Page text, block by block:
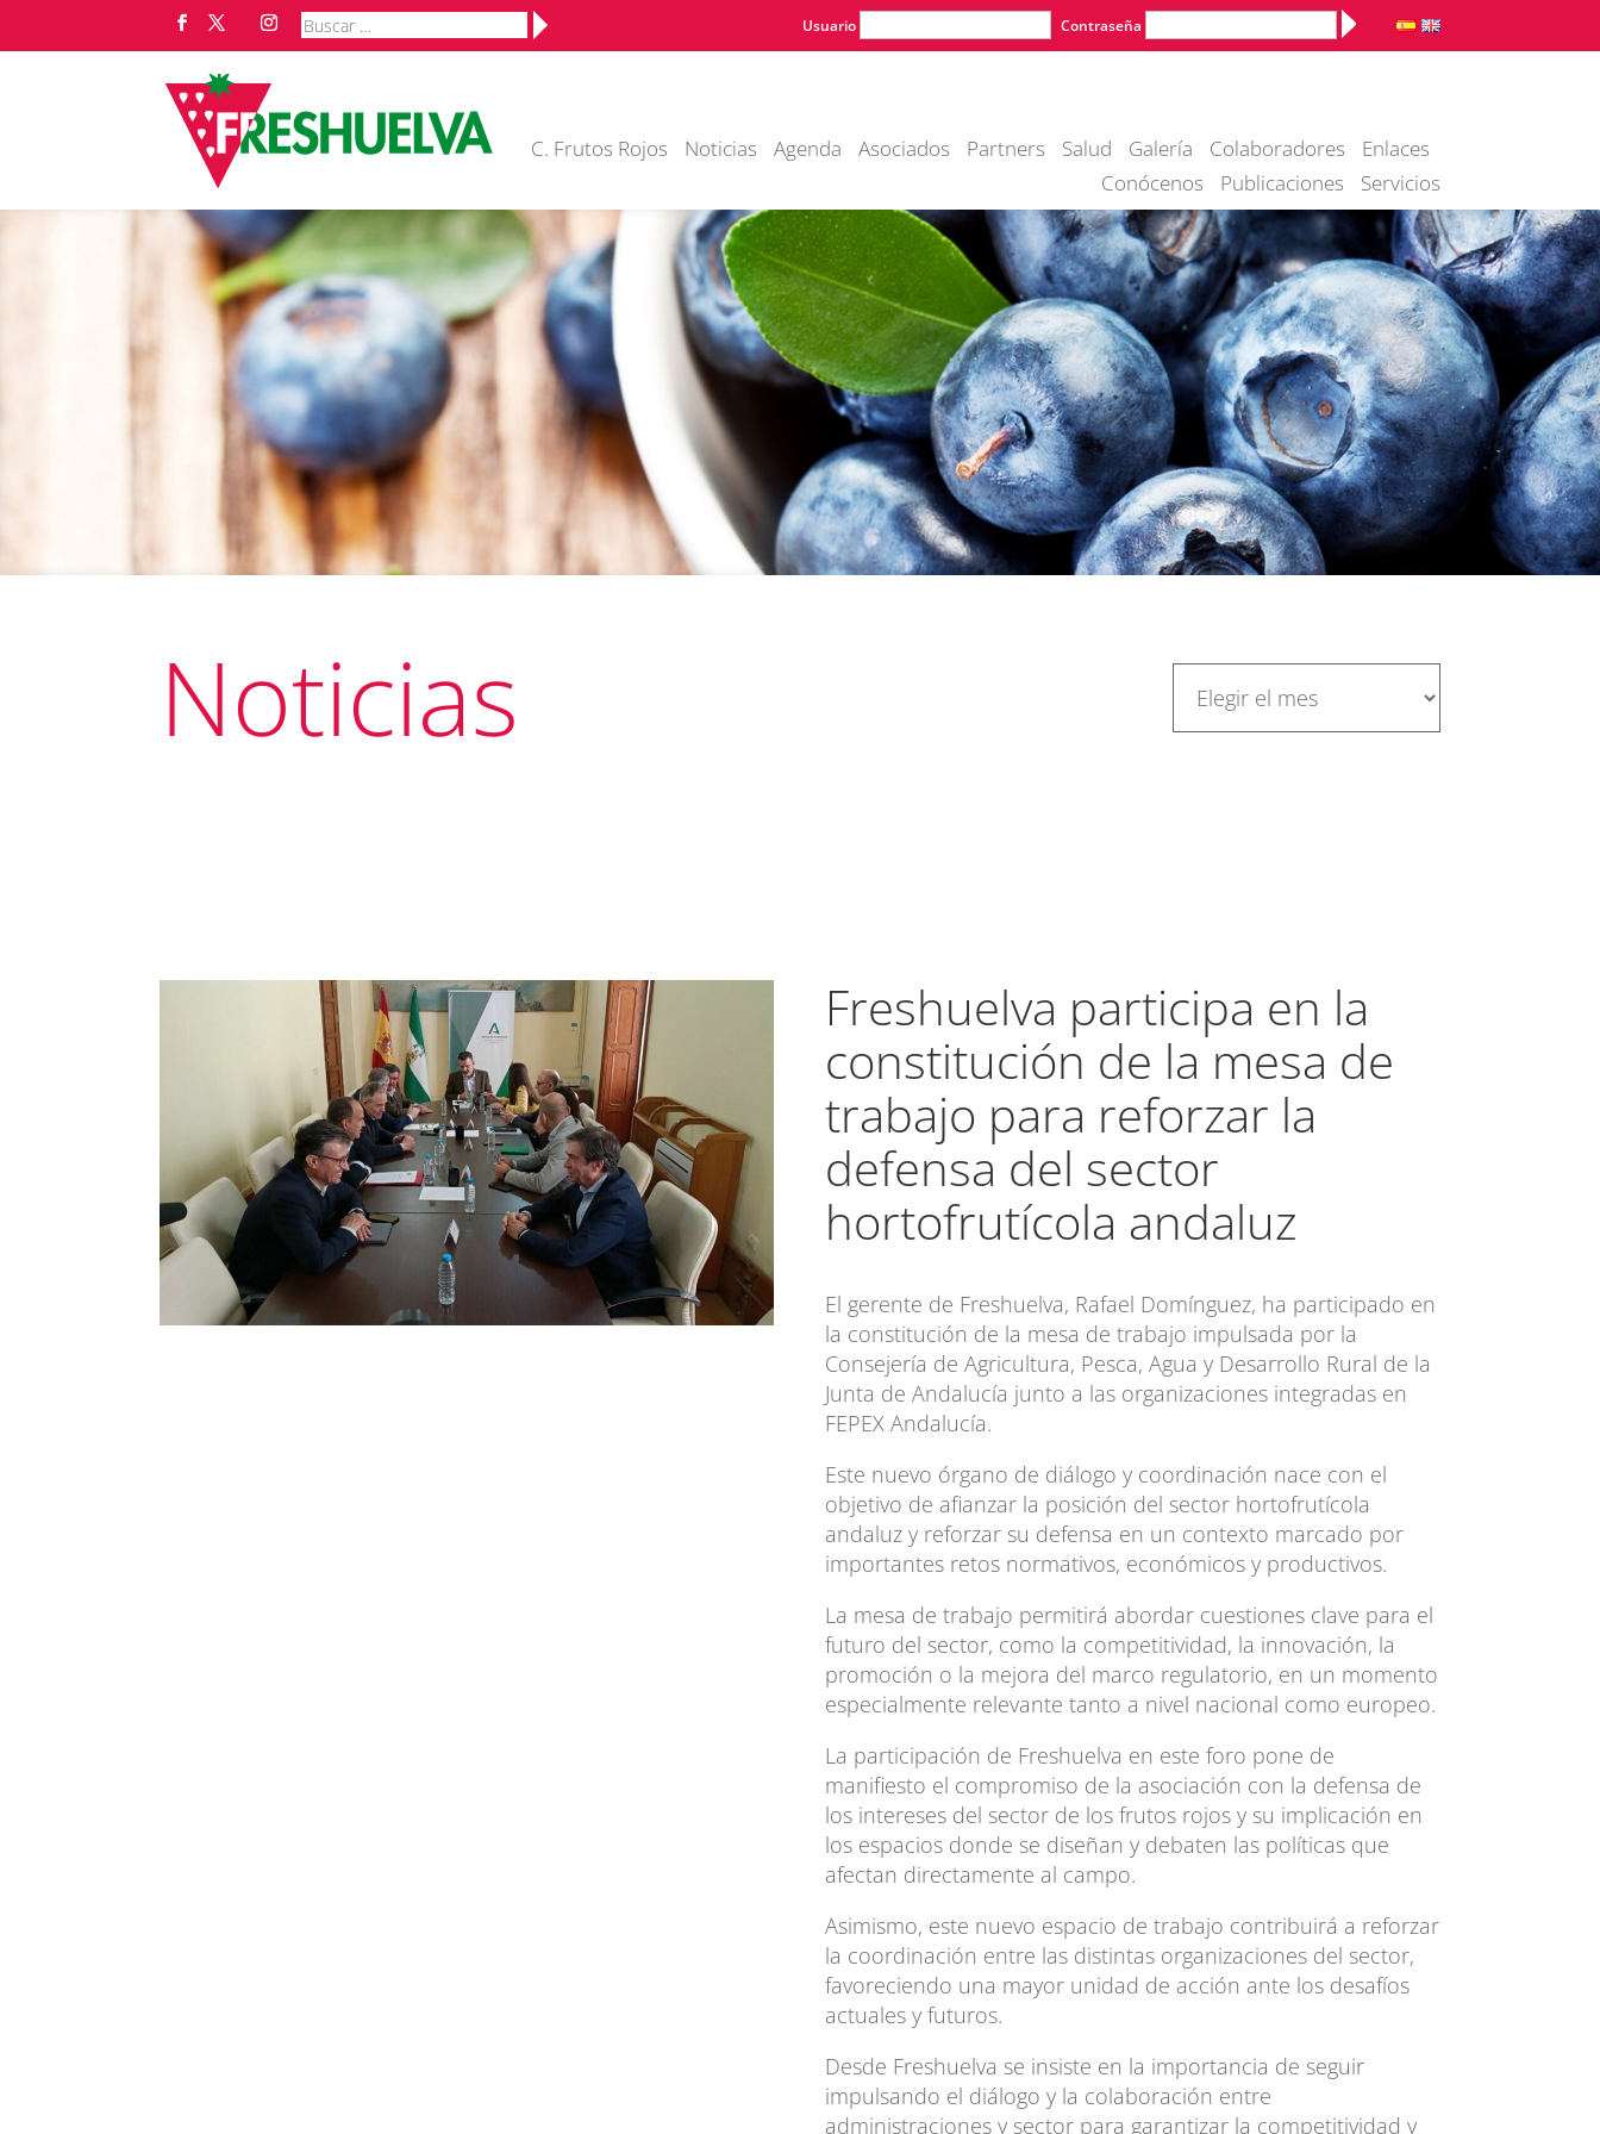
Usuario Contraseña Alternative:
C. Frutos Rojos Noticias Agenda Asociados Partners Salud Galería Colaboradores
Enlaces
Conócenos
Publicaciones Servicios
Noticias
Freshuelva participa en la
constitución de la mesa de
trabajo para reforzar la
defensa del sector
hortofrutícola andaluz
El gerente de Freshuelva, Rafael Domínguez, ha participado en
la constitución de la mesa de trabajo impulsada por la
Consejería de Agricultura, Pesca, Agua y Desarrollo Rural de la
Junta de Andalucía junto a las organizaciones integradas en
FEPEX Andalucía.
Este nuevo órgano de diálogo y coordinación nace con el
objetivo de afianzar la posición del sector hortofrutícola
andaluz y reforzar su defensa en un contexto marcado por
importantes retos normativos, económicos y productivos.
La mesa de trabajo permitirá abordar cuestiones clave para el
futuro del sector, como la competitividad, la innovación, la
promoción o la mejora del marco regulatorio, en un momento
especialmente relevante tanto a nivel nacional como europeo.
La participación de Freshuelva en este foro pone de
manifiesto el compromiso de la asociación con la defensa de
los intereses del sector de los frutos rojos y su implicación en
los espacios donde se diseñan y debaten las políticas que
afectan directamente al campo.
Asimismo, este nuevo espacio de trabajo contribuirá a reforzar
la coordinación entre las distintas organizaciones del sector,
favoreciendo una mayor unidad de acción ante los desafíos
actuales y futuros.
Desde Freshuelva se insiste en la importancia de seguir
impulsando el diálogo y la colaboración entre
administraciones y sector para garantizar la competitividad y